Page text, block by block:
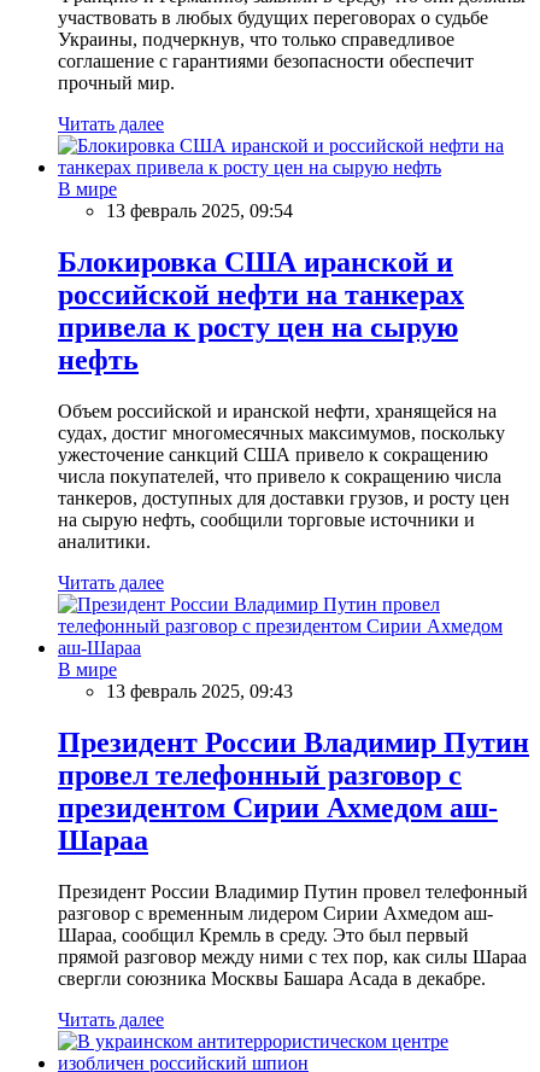
участвовать в любых будущих переговорах о судьбе
Украины, подчеркнув, что только справедливое
соглашение с гарантиями безопасности обеспечит
прочный мир.
Читать далее
В мире
13 февраль 2025, 09:54
Блокировка США иранской и
российской нефти на танкерах
привела к росту цен на сырую
нефть
Объем российской и иранской нефти, хранящейся на
судах, достиг многомесячных максимумов, поскольку
ужесточение санкций США привело к сокращению
числа покупателей, что привело к сокращению числа
танкеров, доступных для доставки грузов, и росту цен
на сырую нефть, сообщили торговые источники и
аналитики.
Читать далее
В мире
13 февраль 2025, 09:43
Президент России Владимир Путин
провел телефонный разговор с
президентом Сирии Ахмедом аш-
Шараа
Президент России Владимир Путин провел телефонный
разговор с временным лидером Сирии Ахмедом аш-
Шараа, сообщил Кремль в среду. Это был первый
прямой разговор между ними с тех пор, как силы Шараа
свергли союзника Москвы Башара Асада в декабре.
Читать далее